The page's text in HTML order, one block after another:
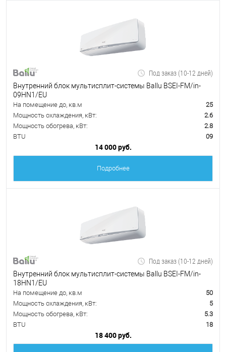
Под заказ (10-12 дней)
Внутренний блок мультисплит-системы Ballu BSEI-FM/in-
09HN1/EU
На помещение до, кв.м
25
Мощность охлаждения, кВт:
2.6
Мощность обогрева, кВт:
2.8
BTU
09
14 000 руб.
Подробнее
Под заказ (10-12 дней)
Внутренний блок мультисплит-системы Ballu BSEI-FM/in-
18HN1/EU
На помещение до, кв.м
50
Мощность охлаждения, кВт:
5
Мощность обогрева, кВт:
5.3
BTU
18
18 400 руб.